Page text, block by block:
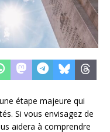
étape majeure qui
Si vous envisagez de
aidera à comprendre